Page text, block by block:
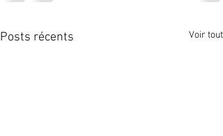
Posts récents Voir tout